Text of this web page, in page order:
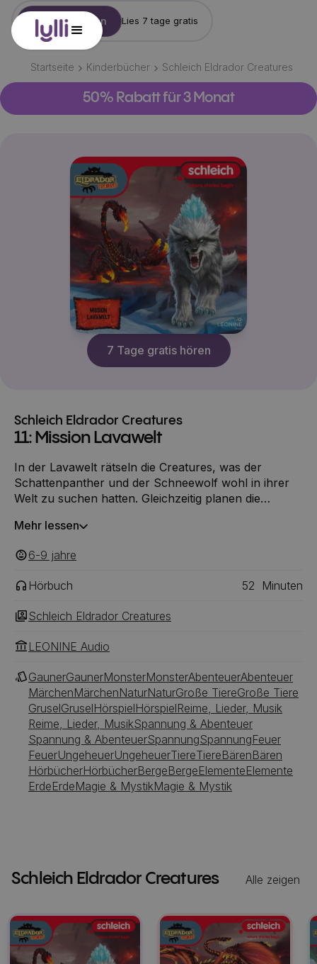
Konto erstellen Lies 7 tage gratis
Startseite Kinderbücher Schleich Eldrador Creatures
50% Rabatt für 3 Monat
7 Tage gratis hören
Schleich Eldrador Creatures
11: Mission Lavawelt
In der Lavawelt rätseln die Creatures, was der
Schattenpanther und der Schneewolf wohl in ihrer
Welt zu suchen hatten. Gleichzeitig planen die
das mächtige Eldradorium aus der alten Mine in der
Mehr lessen
6-9 ‎‎ jahre
Hörbuch 52 Minuten
Schleich Eldrador Creatures
LEONINE Audio
GaunerGaunerMonsterMonsterAbenteuerAbenteuer
MärchenMärchenNaturNaturGroße TiereGroße Tiere
GruselGruselHörspielHörspielReime, Lieder, Musik
Reime, Lieder, MusikSpannung & Abenteuer
Spannung & AbenteuerSpannungSpannungFeuer
FeuerUngeheuerUngeheuerTiereTiereBärenBären
HörbücherHörbücherBergeBergeElementeElemente
ErdeErdeMagie & MystikMagie & Mystik
Schleich Eldrador Creatures Alle zeigen